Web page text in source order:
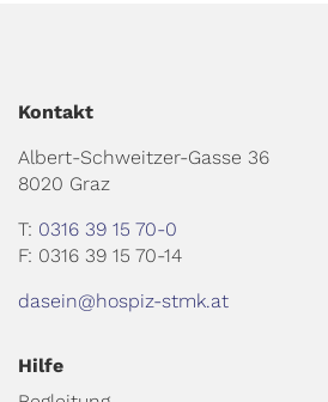
Kontakt
Albert-Schweitzer-Gasse 36
8020 Graz
T: 0316 39 15 70-0
F: 0316 39 15 70-14
dasein@hospiz-stmk.at
Hilfe